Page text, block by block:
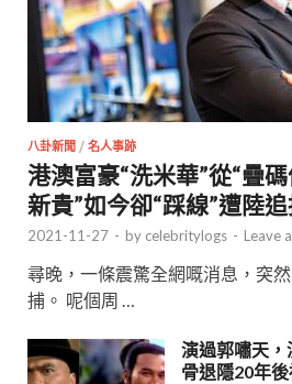
八卦新聞 / 名人事跡
港澳富豪“洗米華”從“疊
新貴”如今卻“踩線”遭陸
2021-11-27 - by celebritylogs - Leave
尋晚，一條震驚全網嘅消息，突
捕。 呢個周 …
演過郭嘯天
骨退隱20年